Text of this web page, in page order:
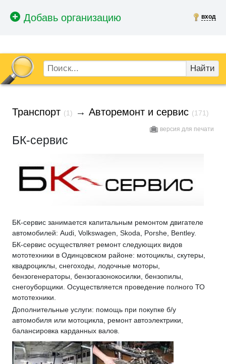
вход
Найти
Транспорт (1) → Авторемонт и сервис (171)
версия для печати
БК-сервис
БК-сервис занимается капитальным ремонтом двигателе
автомобилей: Audi, Volkswagen, Skoda, Porshe, Bentley.
БК-сервис осуществляет ремонт следующих видов
мототехники в Одинцовском районе: мотоциклы, скутеры,
квадроциклы, снегоходы, лодочные моторы,
бензогенераторы, бензогазонокосилки, бензопилы,
снегоуборщики. Осуществляется проведение полного ТО
мототехники.
Дополнительные услуги: помощь при покупке б/у
автомобиля или мотоцикла, ремонт автоэлектрики,
балансировка карданных валов.